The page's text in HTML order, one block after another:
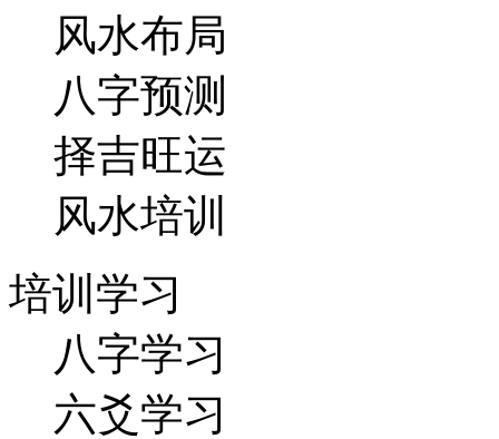
风水布局
八字预测
择吉旺运
风水培训
培训学习
八字学习
六爻学习